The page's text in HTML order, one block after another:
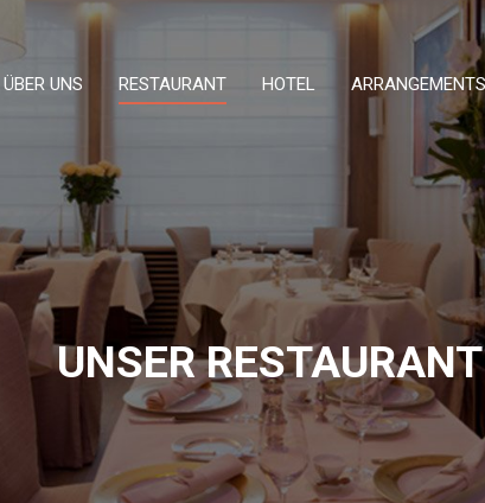
ÜBER UNS RESTAURANT HOTEL ARRANGEMENTS
UNSER RESTAURANT